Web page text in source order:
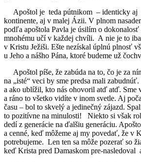
Apoštol je teda pútnikom – identicky aj
kontinente, aj v malej Ázii. V plnom
podľa apoštola Pavla je úsilím o
mnohému učí v každej chvíli. A nie je to
v Kristu Ježiši. Ešte nezískal úplnú plnosť
u Jeho a nášho Pána, ktoré budeme už
Apoštol píše, že zabúda na to, čo je za
na „isté“ veci by sme predsa mali
a ako ublížil, kto nás ohovoril atď atď. Sme
a ráno to všetko vidíte v inom svetle. Aj
času – bol to skvelý a jedinečný zájazd.
to pozitívne na minulosti! Niekto si však
dedí z generácie na ďalšiu generáciu.
a cenné, keď môžeme aj my povedať, že v
potrebujeme. Len ten sa môže pozerať so
keď Krista pred Damaskom pre-nasledoval